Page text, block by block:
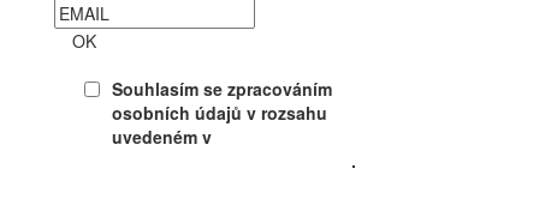
OK
Souhlasím se zpracováním
osobních údajů v rozsahu
uvedeném v
.